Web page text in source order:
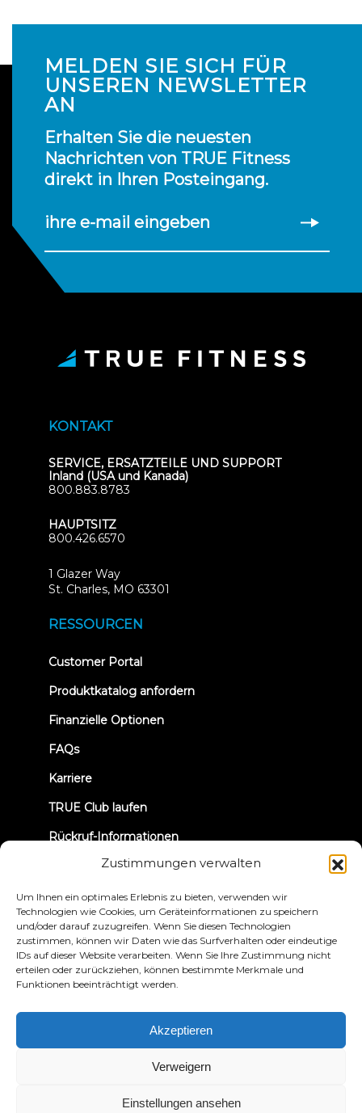
Zustimmungen verwalten
Um Ihnen ein optimales Erlebnis zu bieten, verwenden wir
Technologien wie Cookies, um Geräteinformationen zu speichern
und/oder darauf zuzugreifen. Wenn Sie diesen Technologien
zustimmen, können wir Daten wie das Surfverhalten oder eindeutige
IDs auf dieser Website verarbeiten. Wenn Sie Ihre Zustimmung nicht
erteilen oder zurückziehen, können bestimmte Merkmale und
Funktionen beeinträchtigt werden.
Akzeptieren
Verweigern
Einstellungen ansehen
MELDEN SIE SICH FÜR
UNSEREN NEWSLETTER
AN
Erhalten Sie die neuesten
Nachrichten von TRUE Fitness
direkt in Ihren Posteingang.
ihre e-mail eingeben
KONTAKT
SERVICE, ERSATZTEILE UND SUPPORT
Inland (USA und Kanada)
800.883.8783
HAUPTSITZ
800.426.6570
1 Glazer Way
St. Charles, MO 63301
RESSOURCEN
Customer Portal(opens
new
Produktkatalog anfordern
Finanzielle Optionen
FAQs
Karriere
TRUE Club laufen
Rückruf-Informationen
© 2026 True Fitness. All Rights Reserved
Datenschutzbestimmungen
Konditionen
Erklärung zur Zugänglichkeit